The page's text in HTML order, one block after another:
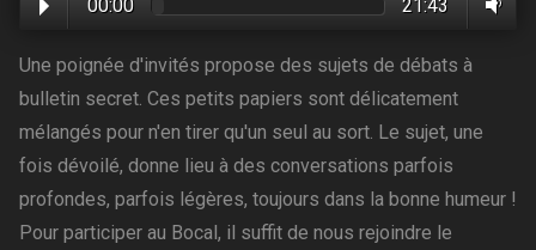
00:00 21:43
Une poignée d'invités propose des sujets de débats à
bulletin secret. Ces petits papiers sont délicatement
mélangés pour n'en tirer qu'un seul au sort. Le sujet, une
fois dévoilé, donne lieu à des conversations parfois
profondes, parfois légères, toujours dans la bonne humeur !
Pour participer au Bocal, il suffit de nous rejoindre le